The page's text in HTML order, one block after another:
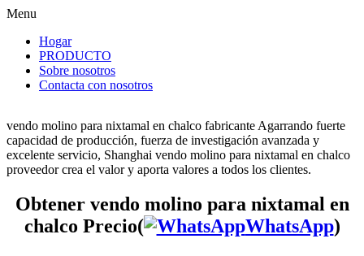
Menu
Hogar
PRODUCTO
Sobre nosotros
Contacta con nosotros
vendo molino para nixtamal en chalco fabricante Agarrando fuerte
capacidad de producción, fuerza de investigación avanzada y
excelente servicio, Shanghai vendo molino para nixtamal en chalco
proveedor crea el valor y aporta valores a todos los clientes.
Obtener vendo molino para nixtamal en
chalco Precio(
WhatsApp)